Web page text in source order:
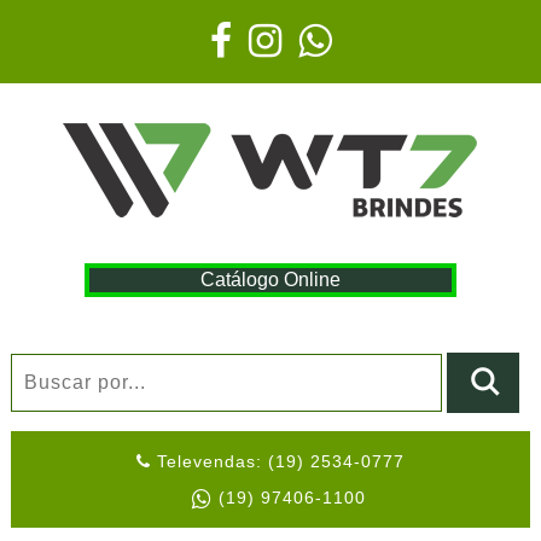
Catálogo Online
Televendas: (19) 2534-0777
(19) 97406-1100